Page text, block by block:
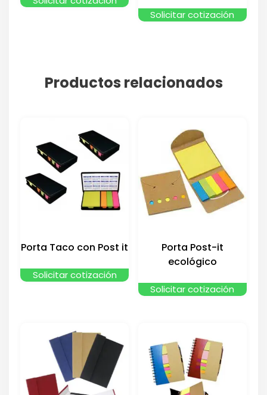
Solicitar cotización
Productos relacionados
Porta Taco con Post it
Solicitar cotización
Porta Post-it
ecológico
Solicitar cotización